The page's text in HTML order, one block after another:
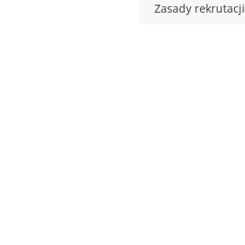
Zasady rekrutacji